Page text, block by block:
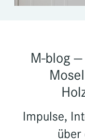
M-blog
Impulse,
über